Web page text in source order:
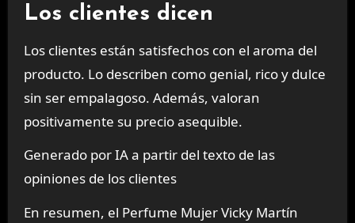
Los clientes dicen
Los clientes están satisfechos con el aroma del
producto. Lo describen como genial, rico y dulce
sin ser empalagoso. Además, valoran
positivamente su precio asequible.
Generado por IA a partir del texto de las
opiniones de los clientes
En resumen, el Perfume Mujer Vicky Martín